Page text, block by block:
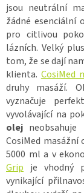
jsou neutrální
žádné esenciální
pro citlivou
lázních. Velký
tom, že se dají
klienta. CosiMed
druhy masáží.
vyznačuje
vyvolávající na
olej
CosiMed
5000 ml a v
Grip je vhodný
vynikající